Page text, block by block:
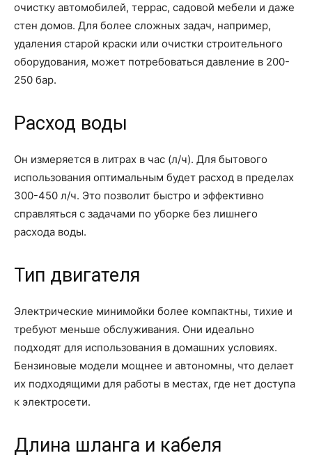
очистку автомобилей, террас, садовой мебели и даже
стен домов. Для более сложных задач, например,
удаления старой краски или очистки строительного
оборудования, может потребоваться давление в 200-
250 бар.
Расход воды
Он измеряется в литрах в час (л/ч). Для бытового
использования оптимальным будет расход в пределах
300-450 л/ч. Это позволит быстро и эффективно
справляться с задачами по уборке без лишнего
расхода воды.
Тип двигателя
Электрические минимойки более компактны, тихие и
требуют меньше обслуживания. Они идеально
подходят для использования в домашних условиях.
Бензиновые модели мощнее и автономны, что делает
их подходящими для работы в местах, где нет доступа
к электросети.
Длина шланга и кабеля